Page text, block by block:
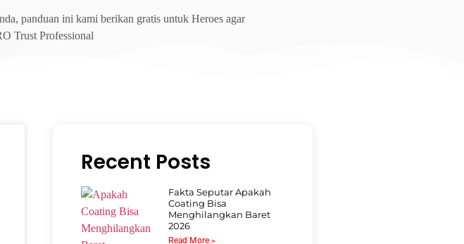
panduan ini kami berikan gratis untuk Heroes agar
Trust Professional
Recent Posts
Fakta Seputar Apakah
Coating Bisa
Menghilangkan Baret
2026
Read More »